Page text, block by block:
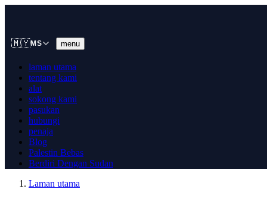
🇲🇾MS menu
laman utama
tentang kami
alat
sokong kami
pasukan
hubungi
penaja
Blog
Palestin Bebas
Berdiri Dengan Sudan
Laman utama